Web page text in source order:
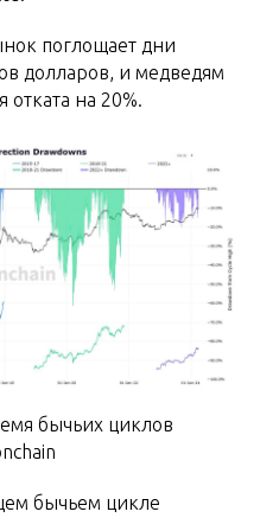
поглощает дни
долларов, и медведям
отката на 20%.
бычьих циклов
бычьем цикле